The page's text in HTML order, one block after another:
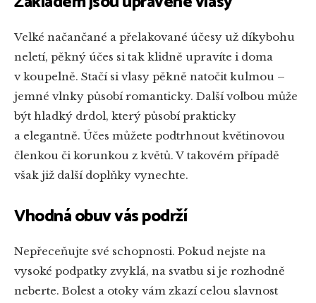
Velké načančané a přelakované účesy už díkybohu
neletí, pěkný účes si tak klidně upravíte i doma
v koupelně. Stačí si vlasy pěkně natočit kulmou –
jemné vlnky působí romanticky. Další volbou může
být hladký drdol, který působí prakticky
a elegantně. Účes můžete podtrhnout květinovou
členkou či korunkou z květů. V takovém případě
však již další doplňky vynechte.
Vhodná obuv vás podrží
Nepřeceňujte své schopnosti. Pokud nejste na
vysoké podpatky zvyklá, na svatbu si je rozhodně
neberte. Bolest a otoky vám zkazí celou slavnost